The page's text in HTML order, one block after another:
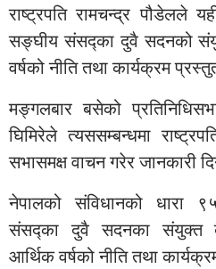
राष्ट्रपति रामचन्द्र पौडेलले
सङ्घीय संसद्का दुवै सदनको
वर्षको नीति तथा कार्यक्रम
मङ्गलबार बसेको
घिमिरेले त्यससम्बन्धमा
सभासमक्ष वाचन गरेर जानकारी
नेपालको संविधानको धारा
संसद्का दुवै सदनका संयुक्त
आर्थिक वर्षको नीति तथा